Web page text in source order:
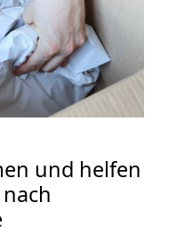
und helfen